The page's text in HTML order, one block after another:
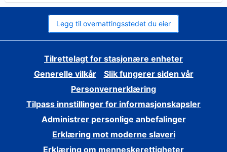
Legg til overnattingsstedet du eier
Tilrettelagt for stasjonære enheter
Generelle vilkår
Slik fungerer siden vår
Personvernerklæring
Tilpass innstillinger for informasjonskapsler
Administrer personlige anbefalinger
Erklæring mot moderne slaveri
Erklæring om menneskerettigheter